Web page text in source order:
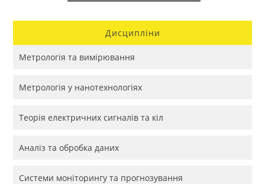
Дисципліни
Метрологія та вимірювання
Метрологія у нанотехнологіях
Теорія електричних сигналів та кіл
Аналіз та обробка даних
Системи моніторингу та прогнозування